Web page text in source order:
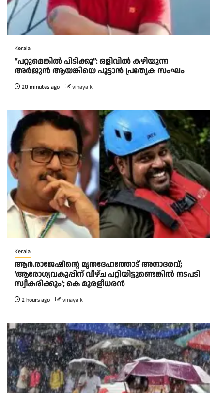
Kerala
“പറ്റുമെങ്കിൽ പിടിക്കൂ”: ഒളിവിൽ കഴിയുന്ന
അർജുൻ ആയങ്കിയെ പൂട്ടാൻ പ്രത്യേക സംഘം
20 minutes ago vinaya k
Kerala
ആര്‍.രാജേഷിന്റെ മൃതദേഹത്തോട് അനാദരവ്;
‘ആരോഗ്യവകുപ്പിന് വീഴ്ച പറ്റിയിട്ടുണ്ടെങ്കില്‍ നടപടി
സ്വീകരിക്കും’; കെ മുരളീധരന്‍
2 hours ago vinaya k